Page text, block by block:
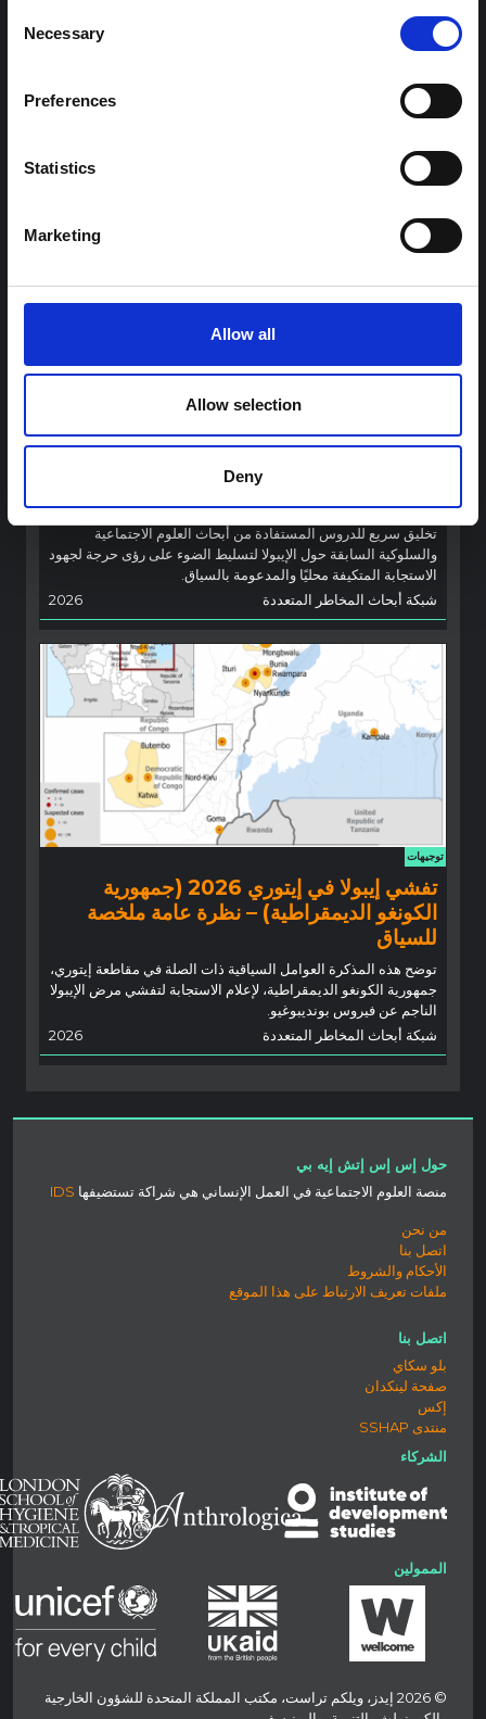
Selection
Necessary
Preferences
Statistics
Marketing
Allow all
Allow selection
Deny
في إيتوري (2026)
تقدم هذه المذكرة خلفية سياقية حول مقاطعة إيتوري، التي تتأثر
الأخبار والتطورات الأخيرة في الاستجابة لفيروس إيبولا، بل تقدم
السياق العام الذي تعمل فيه جهات...
الاجتماعية والسلوكية حول الإيبولا من أجل
جمهورية الكونغو الديمقراطية
تخليق سريع للدروس المستفادة من أبحاث العلوم الاجتماعية
والسلوكية السابقة حول الإيبولا لتسليط الضوء على رؤى حرجة لجهود
الاستجابة المتكيفة محليًا والمدعومة بالسياق.
شبكة أبحاث المخاطر المتعددة
2026
توجيهات
تفشي إيبولا في إيتوري 2026 (جمهورية
الكونغو الديمقراطية) – نظرة عامة ملخصة
للسياق
توضح هذه المذكرة العوامل السياقية ذات الصلة في مقاطعة إيتوري،
جمهورية الكونغو الديمقراطية، لإعلام الاستجابة لتفشي مرض الإيبولا
الناجم عن فيروس بونديبوغيو.
شبكة أبحاث المخاطر المتعددة
2026
حول إس إس إتش إيه بي
منصة العلوم الاجتماعية في العمل الإنساني هي شراكة تستضيفها IDS
من نحن
اتصل بنا
الأحكام والشروط
ملفات تعريف الارتباط على هذا الموقع
اتصل بنا
بلو سكاي
صفحة لينكدان
إكس
منتدى SSHAP
الشركاء
الممولين
© 2026 إيدز، ويلكم تراست، مكتب المملكة المتحدة للشؤون الخارجية